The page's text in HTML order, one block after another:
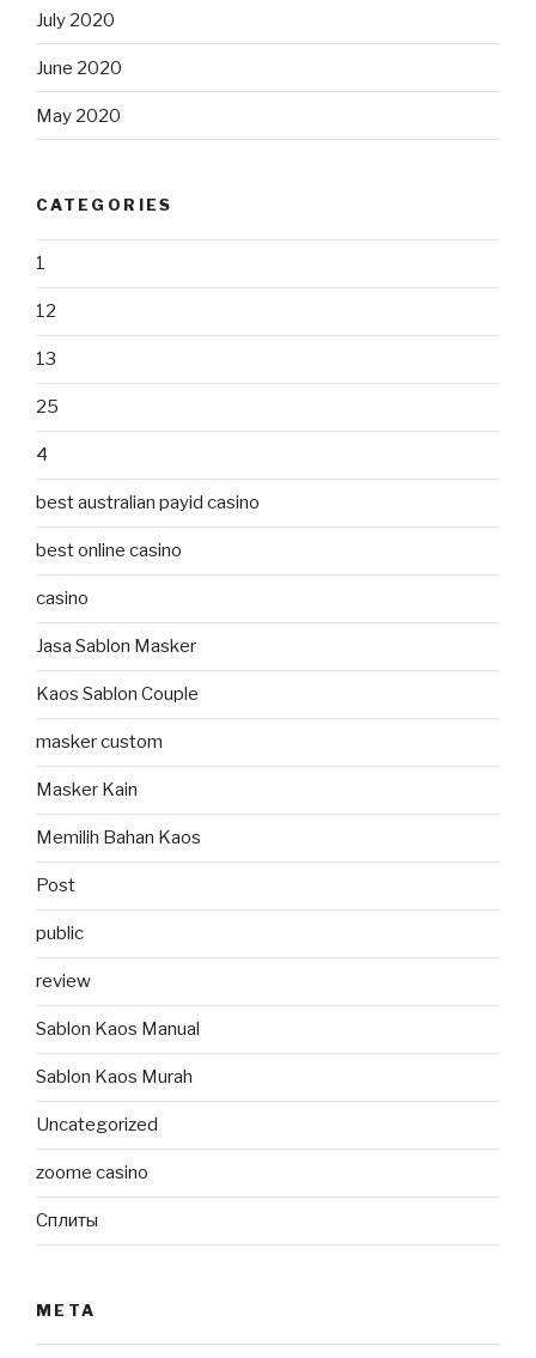
July 2020
June 2020
May 2020
CATEGORIES
1
12
13
25
4
best australian payid casino
best online casino
casino
Jasa Sablon Masker
Kaos Sablon Couple
masker custom
Masker Kain
Memilih Bahan Kaos
Post
public
review
Sablon Kaos Manual
Sablon Kaos Murah
Uncategorized
zoome casino
Сплиты
META